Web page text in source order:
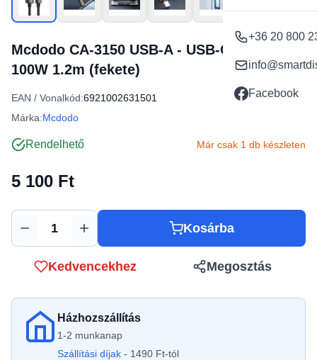
+36 20 800
Facebook
Mcdodo CA-3150 USB-A - USB-C kábel 6A
100W 1.2m (fekete)
EAN / Vonalkód:6921002631501
Márka:Mcdodo
Rendelhető Már csak 1 db készleten
5 100 Ft
Mennyiség Kosárba
Kedvencekhez Megosztás
Házhozszállítás
1-2 munkanap
Szállítási díjak - 1490 Ft-tól